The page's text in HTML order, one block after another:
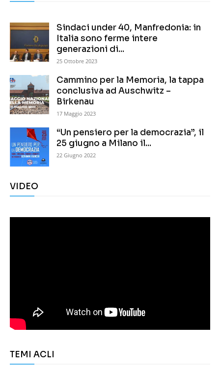
Sindaci under 40, Manfredonia: in
Italia sono ferme intere
generazioni di...
25 Ottobre 2023
Cammino per la Memoria, la tappa
conclusiva ad Auschwitz –
Birkenau
17 Maggio 2023
“Un pensiero per la democrazia”, il
25 giugno a Milano il...
22 Giugno 2022
VIDEO
TEMI ACLI